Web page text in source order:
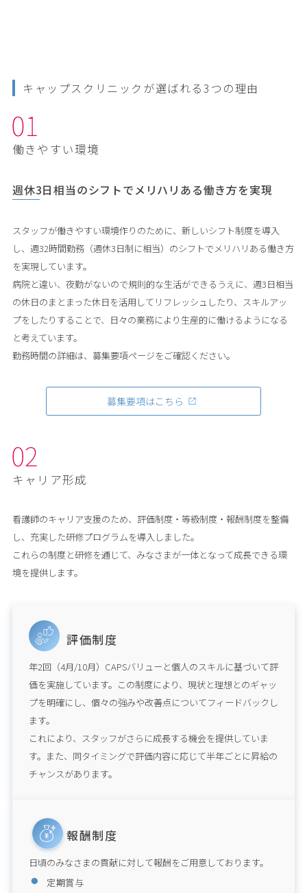
キャップスクリニックが選ばれる3つの理由
働きやすい環境
週休3日相当のシフトでメリハリある働き方を実現
スタッフが働きやすい環境作りのために、新しいシフト制度を導入
し、週32時間勤務（週休3日制に相当）のシフトでメリハリある働き方
を実現しています。
病院と違い、夜勤がないので規則的な生活ができるうえに、週3日相当
の休日のまとまった休日を活用してリフレッシュしたり、スキルアッ
プをしたりすることで、日々の業務により生産的に働けるようになる
と考えています。
勤務時間の詳細は、募集要項ページをご確認ください。
募集要項はこちら
キャリア形成
看護師のキャリア支援のため、評価制度・等級制度・報酬制度を整備
し、充実した研修プログラムを導入しました。
これらの制度と研修を通じて、みなさまが一体となって成長できる環
境を提供します。
評価制度
年2回（4月/10月）CAPSバリューと個人のスキルに基づいて評
価を実施しています。この制度により、現状と理想とのギャッ
プを明確にし、個々の強みや改善点についてフィードバックし
ます。
これにより、スタッフがさらに成長する機会を提供していま
す。また、同タイミングで評価内容に応じて半年ごとに昇給の
チャンスがあります。
報酬制度
日頃のみなさまの貢献に対して報酬をご用意しております。
定期賞与